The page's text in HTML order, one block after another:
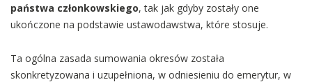
państwa członkowskiego, tak jak gdyby zostały one
ukończone na podstawie ustawodawstwa, które stosuje.
Ta ogólna zasada sumowania okresów została
skonkretyzowana i uzupełniona, w odniesieniu do emerytur, w